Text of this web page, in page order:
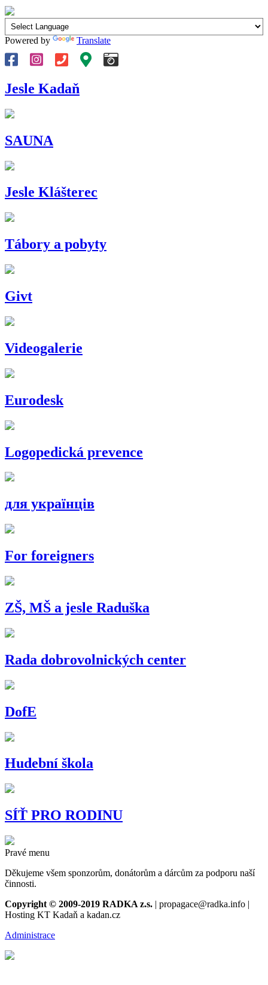
Powered by Translate
Jesle Kadaň
SAUNA
Jesle Klášterec
Tábory a pobyty
Givt
Videogalerie
Eurodesk
Logopedická prevence
для українців
For foreigners
ZŠ, MŠ a jesle Raduška
Rada dobrovolnických center
DofE
Hudební škola
SÍŤ PRO RODINU
Pravé menu
Děkujeme všem sponzorům, donátorům a dárcům za podporu naší
činnosti.
Copyright © 2009-2019 RADKA z.s. | propagace@radka.info |
Hosting KT Kadaň a kadan.cz
Administrace